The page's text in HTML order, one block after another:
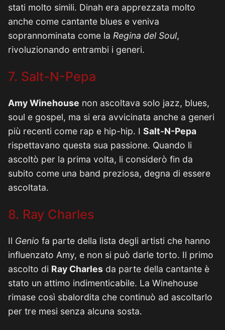
stati molto simili. Dinah era apprezzata molto
anche come cantante blues e veniva
soprannominata come la Regina del Soul,
rivoluzionando entrambi i generi.
7. Salt-N-Pepa
Amy Winehouse non ascoltava solo jazz, blues,
soul e gospel, ma si era avvicinata anche a generi
più recenti come rap e hip-hip. I Salt-N-Pepa
rispettavano questa sua passione. Quando li
ascoltò per la prima volta, li considerò fin da
subito come una band preziosa, degna di essere
ascoltata.
8. Ray Charles
Il Genio fa parte della lista degli artisti che hanno
influenzato Amy, e non si può darle torto. Il primo
ascolto di Ray Charles da parte della cantante è
stato un attimo indimenticabile. La Winehouse
rimase così sbalordita che continuò ad ascoltarlo
per tre mesi senza alcuna sosta.